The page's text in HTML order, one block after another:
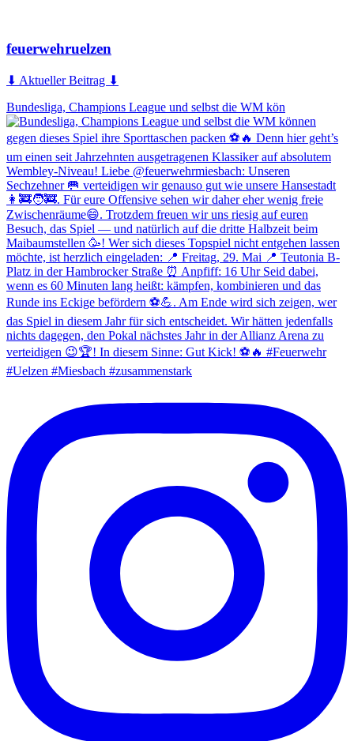
feuerwehruelzen
⬇ Aktueller Beitrag ⬇
Bundesliga, Champions League und selbst die WM kön